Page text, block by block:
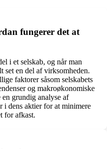
fungerer det at
i et selskab, og når man
set en del af virksomheden.
faktorer såsom selskabets
og makroøkonomiske
grundig analyse af
i dens aktier for at minimere
for afkast.